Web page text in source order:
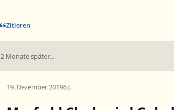
Zitieren
2 Monate später...
19. Dezember 20196 J.